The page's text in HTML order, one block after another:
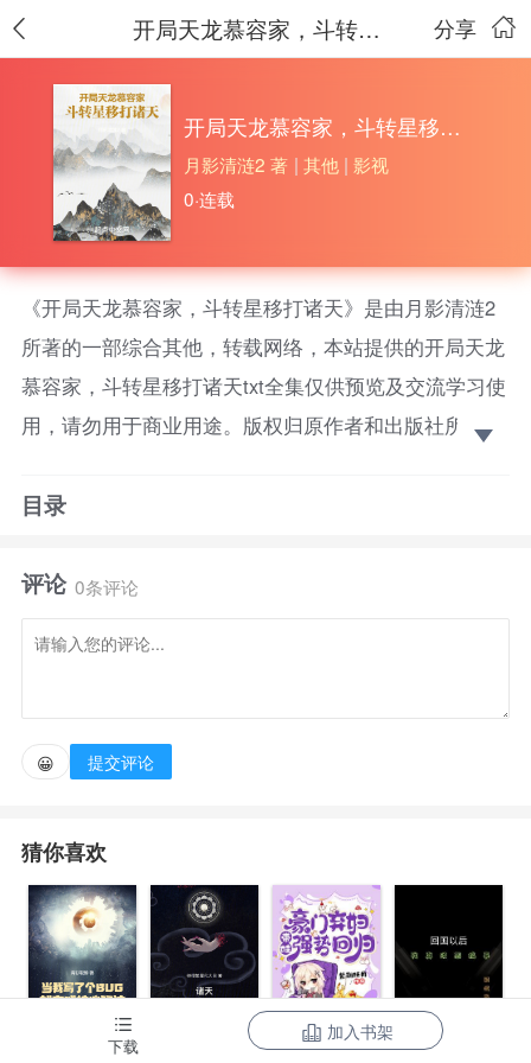
分享
开局天龙慕容家，斗转星移打诸天
开局天龙慕容家，斗转星移打诸天
月影清涟2 著 | 其他 | 影视
0·连载
《开局天龙慕容家，斗转星移打诸天》是由月影清涟2
所著的一部综合其他，转载网络，本站提供的开局天龙
慕容家，斗转星移打诸天txt全集仅供预览及交流学习使
用，请勿用于商业用途。版权归原作者和出版社所有，
版！ 【天龙八部+诛仙+一人之下+……】因为一件镯
子。
自此踏上修行之路，却被那破镯子裹挟，游历诸天万
【诛仙，173章开始】
目录
评论 0条评论
😀 提交评论
猜你喜欢
豪门弃妇带娃
下载
加入书架